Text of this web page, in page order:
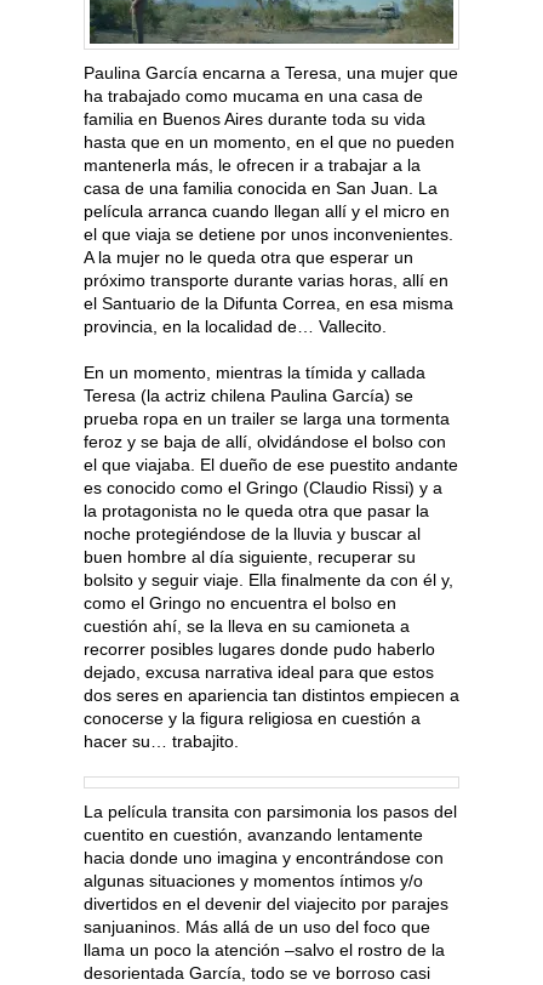
Paulina García encarna a Teresa, una mujer que
ha trabajado como mucama en una casa de
familia en Buenos Aires durante toda su vida
hasta que en un momento, en el que no pueden
mantenerla más, le ofrecen ir a trabajar a la
casa de una familia conocida en San Juan. La
película arranca cuando llegan allí y el micro en
el que viaja se detiene por unos inconvenientes.
A la mujer no le queda otra que esperar un
próximo transporte durante varias horas, allí en
el Santuario de la Difunta Correa, en esa misma
provincia, en la localidad de… Vallecito.
En un momento, mientras la tímida y callada
Teresa (la actriz chilena Paulina García) se
prueba ropa en un trailer se larga una tormenta
feroz y se baja de allí, olvidándose el bolso con
el que viajaba. El dueño de ese puestito andante
es conocido como el Gringo (Claudio Rissi) y a
la protagonista no le queda otra que pasar la
noche protegiéndose de la lluvia y buscar al
buen hombre al día siguiente, recuperar su
bolsito y seguir viaje. Ella finalmente da con él y,
como el Gringo no encuentra el bolso en
cuestión ahí, se la lleva en su camioneta a
recorrer posibles lugares donde pudo haberlo
dejado, excusa narrativa ideal para que estos
dos seres en apariencia tan distintos empiecen a
conocerse y la figura religiosa en cuestión a
hacer su… trabajito.
La película transita con parsimonia los pasos del
cuentito en cuestión, avanzando lentamente
hacia donde uno imagina y encontrándose con
algunas situaciones y momentos íntimos y/o
divertidos en el devenir del viajecito por parajes
sanjuaninos. Más allá de un uso del foco que
llama un poco la atención –salvo el rostro de la
desorientada García, todo se ve borroso casi